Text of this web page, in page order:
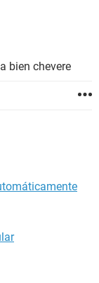
bien chevere